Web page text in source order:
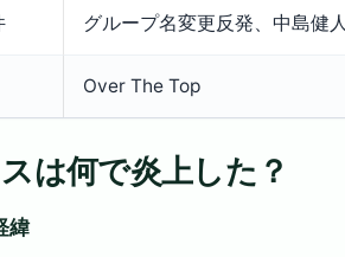
グループ名変更反発、中島健
Over The Top
は何で炎上した？
緯